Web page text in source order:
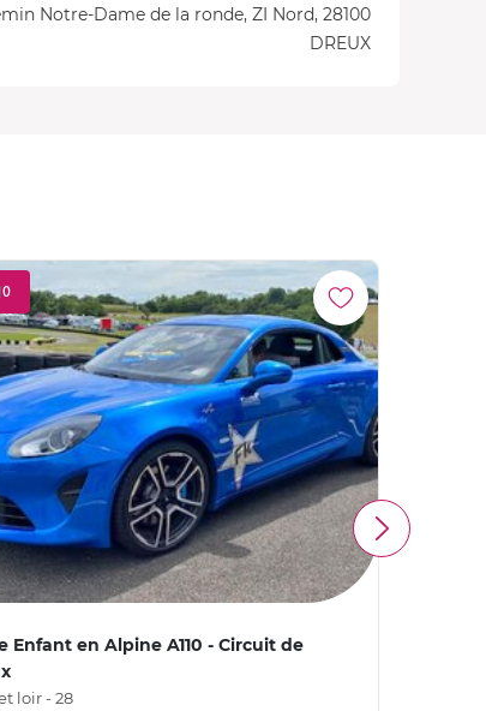
Notre-Dame de la ronde, ZI Nord, 28100
DREUX
Enfant en Alpine A110 - Circuit de
loir - 28